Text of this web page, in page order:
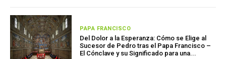
PAPA FRANCISCO
Del Dolor a la Esperanza: Cómo se Elige al
Sucesor de Pedro tras el Papa Francisco –
El Cónclave y su Significado para una...